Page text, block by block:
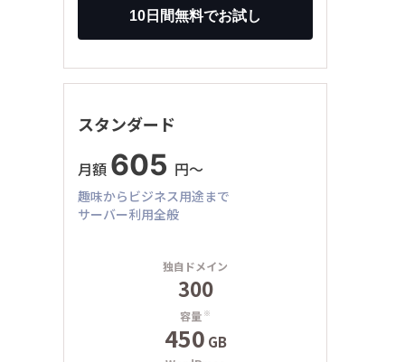
スタンダード
月額 605 円〜
趣味からビジネス用途まで
サーバー利用全般
独自ドメイン
300
容量 ※
450 GB